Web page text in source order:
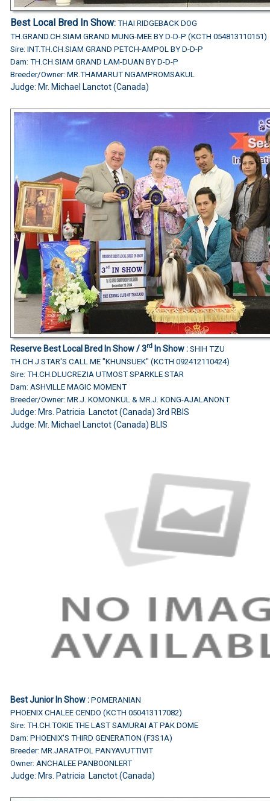
Best Local Bred In Show: THAI RIDGEBACK DOG
TH.GRAND.CH.SIAM GRAND MUNG-MEE BY D-D-P (KCTH 054813110151)
Sire: INT.TH.CH.SIAM GRAND PETCH-AMPOL BY D-D-P
Dam: TH.CH.SIAM GRAND LAM-DUAN BY D-D-P
Breeder/Owner: MR.THAMARUT NGAMPROMSAKUL
Judge: Mr. Michael Lanctot (Canada)
Reserve Best Local Bred In Show / 3rd In Show : SHIH TZU
TH.CH.J.STAR'S CALL ME "KHUNSUEK" (KCTH 092412110424)
Sire: TH.CH.DLUCREZIA UTMOST SPARKLE STAR
Dam: ASHVILLE MAGIC MOMENT
Breeder/Owner: MR.J. KOMONKUL & MR.J. KONG-AJALANONT
Judge: Mrs. Patricia Lanctot (Canada) 3rd RBIS
Judge: Mr. Michael Lanctot (Canada) BLIS
Best Junior In Show : POMERANIAN
PHOENIX CHALEE CENDO (KCTH 050413117082)
Sire: TH.CH.TOKIE THE LAST SAMURAI AT PAK DOME
Dam: PHOENIX'S THIRD GENERATION (F3S1A)
Breeder: MR.JARATPOL PANYAVUTTIVIT
Owner: ANCHALEE PANBOONLERT
Judge: Mrs. Patricia Lanctot (Canada)